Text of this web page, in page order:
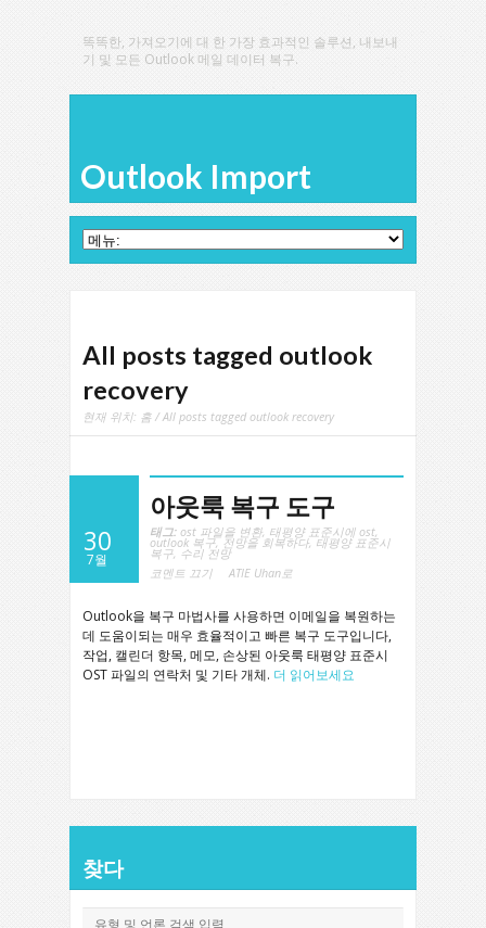
똑똑한, 가져오기에 대 한 가장 효과적인 솔루션, 내보내
기 및 모든 Outlook 메일 데이터 복구.
Outlook Import
All posts tagged outlook
recovery
현재 위치: 홈 /All posts tagged outlook recovery
30
7월
아웃룩 복구 도구
태그: ost 파일을 변환, 태평양 표준시에 ost,
outlook 복구, 전망을 회복하다,태평양 표준시
복구, 수리 전망
코멘트 끄기아
구
도
구
에
ATIE Uhan로
Outlook을 복구 마법사를 사용하면 이메일을 복원하는
데 도움이되는 매우 효율적이고 빠른 복구 도구입니다,
작업, 캘린더 항목, 메모, 손상된 아웃룩 태평양 표준시
OST 파일의 연락처 및 기타 개체. 더 읽어보세요
찾다